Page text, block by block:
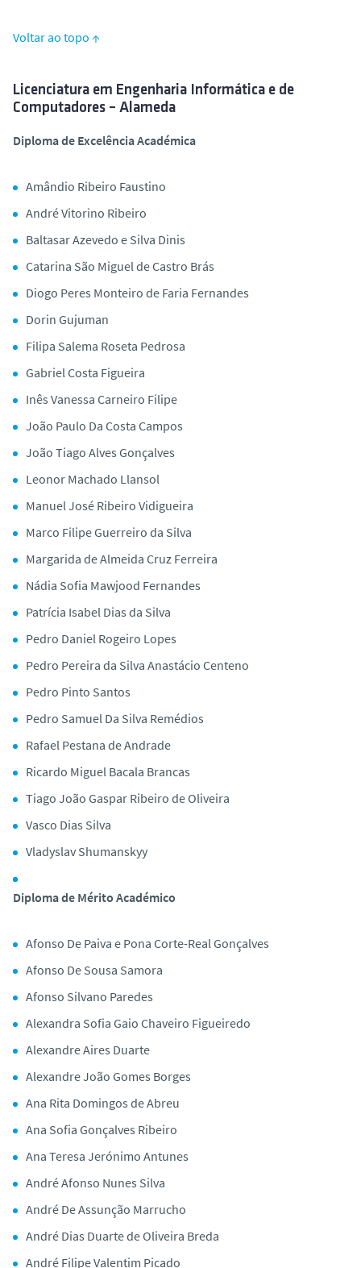
Voltar ao topo ↑
Licenciatura em Engenharia Informática e de
Computadores – Alameda
Diploma de Excelência Académica
Amândio Ribeiro Faustino
André Vitorino Ribeiro
Baltasar Azevedo e Silva Dinis
Catarina São Miguel de Castro Brás
Diogo Peres Monteiro de Faria Fernandes
Dorin Gujuman
Filipa Salema Roseta Pedrosa
Gabriel Costa Figueira
Inês Vanessa Carneiro Filipe
João Paulo Da Costa Campos
João Tiago Alves Gonçalves
Leonor Machado Llansol
Manuel José Ribeiro Vidigueira
Marco Filipe Guerreiro da Silva
Margarida de Almeida Cruz Ferreira
Nádia Sofia Mawjood Fernandes
Patrícia Isabel Dias da Silva
Pedro Daniel Rogeiro Lopes
Pedro Pereira da Silva Anastácio Centeno
Pedro Pinto Santos
Pedro Samuel Da Silva Remédios
Rafael Pestana de Andrade
Ricardo Miguel Bacala Brancas
Tiago João Gaspar Ribeiro de Oliveira
Vasco Dias Silva
Vladyslav Shumanskyy
Diploma de Mérito Académico
Afonso De Paiva e Pona Corte-Real Gonçalves
Afonso De Sousa Samora
Afonso Silvano Paredes
Alexandra Sofia Gaio Chaveiro Figueiredo
Alexandre Aires Duarte
Alexandre João Gomes Borges
Ana Rita Domingos de Abreu
Ana Sofia Gonçalves Ribeiro
Ana Teresa Jerónimo Antunes
André Afonso Nunes Silva
André De Assunção Marrucho
André Dias Duarte de Oliveira Breda
André Filipe Valentim Picado